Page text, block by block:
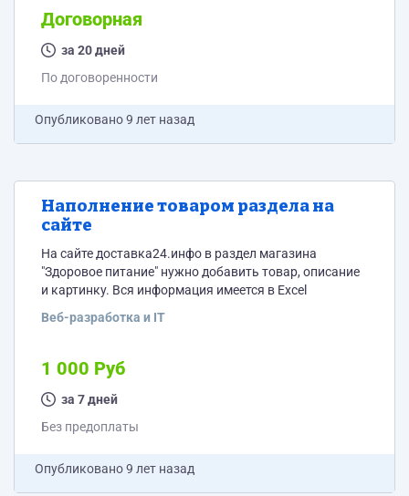
(складной). Тексты для буклетов есть. При ответе
укажите, пожалуйста, цену работы. Спасибо))
Договорная
за 20 дней
По договоренности
Опубликовано9 лет назад
Наполнение товаром раздела на
сайте
На сайте доставка24.инфо в раздел магазина
"Здоровое питание" нужно добавить товар, описание
и картинку. Вся информация имеется в Excel
Веб-разработка и IT
1 000 Руб
за 7 дней
Без предоплаты
Опубликовано9 лет назад